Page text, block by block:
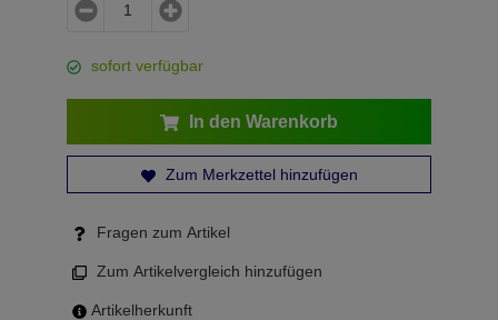
sofort verfügbar
In den Warenkorb
Zum Merkzettel hinzufügen
Fragen zum Artikel
Zum Artikelvergleich hinzufügen
Artikelherkunft